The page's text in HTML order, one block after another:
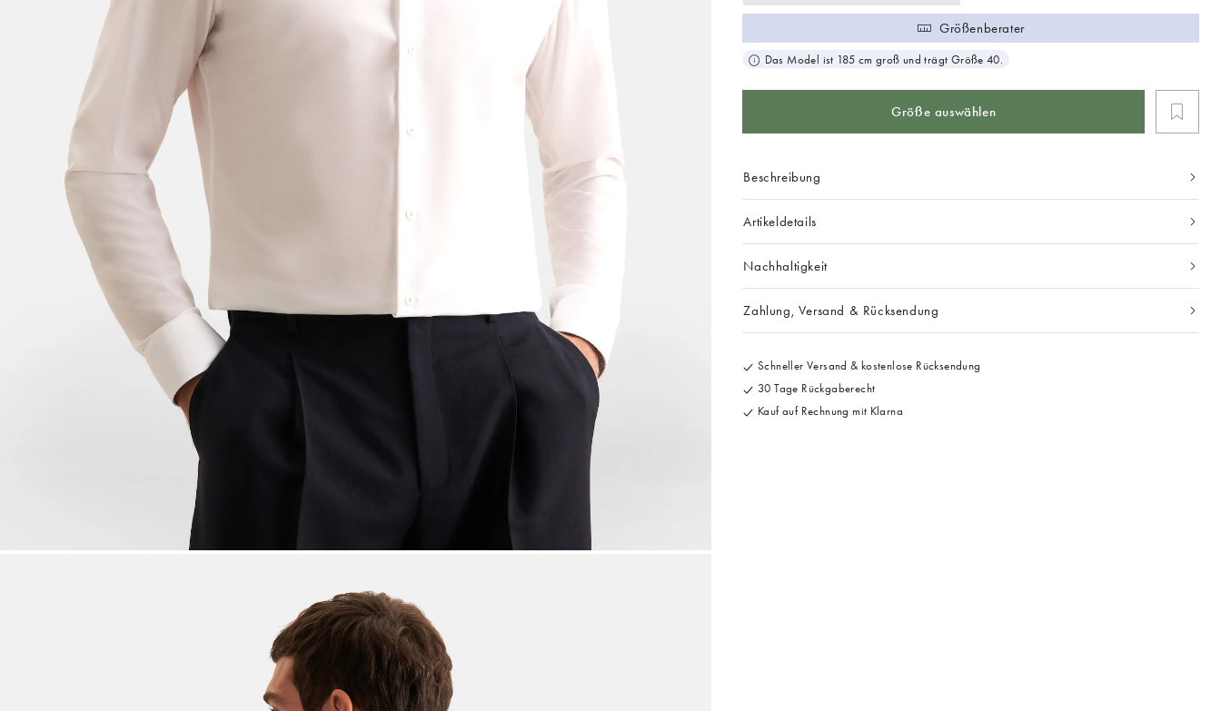
Größenberater
Das Model ist 185 cm groß und trägt Größe 40.
Größe auswählen
Beschreibung
Artikeldetails
Nachhaltigkeit
Zahlung, Versand & Rücksendung
Schneller Versand & kostenlose Rücksendung
30 Tage Rückgaberecht
Kauf auf Rechnung mit Klarna